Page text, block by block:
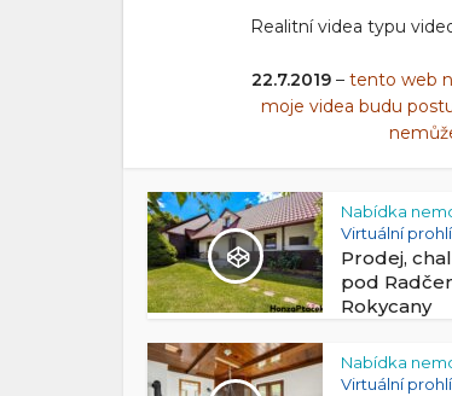
Realitní videa typu
22.7.2019 – tento web
moje videa budu
Nabídka
Virtuální
Prodej,
pod
Rokycany
Nabídka
Virtuální